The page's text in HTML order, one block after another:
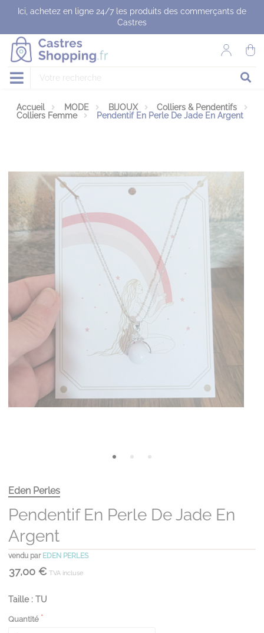
Ici, achetez en ligne 24/7 les produits des commerçants de
Castres
Accueil MODE BIJOUX
Colliers & Pendentifs
Colliers Femme
Pendentif En Perle De Jade En Argent
Eden Perles
Pendentif En Perle De Jade En
Argent
vendu par EDEN PERLES
37,00 € TVA incluse
Taille : TU
Quantité
Panneau de gestion des cookies